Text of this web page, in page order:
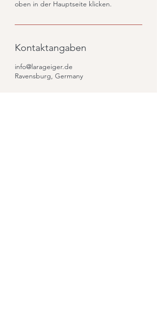
oben in der Hauptseite klicken.
Kontaktangaben
info@larageiger.de
Ravensburg, Germany